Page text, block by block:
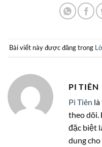
Bài viết này được đăng trong
PI TIÊN
Pi Tiên
theo dõi.
đặc biệt
dung